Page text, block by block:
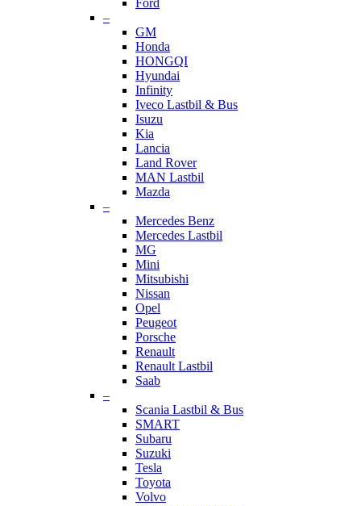
Ford
–
GM
Honda
HONGQI
Hyundai
Infinity
Iveco Lastbil & Bus
Isuzu
Kia
Lancia
Land Rover
MAN Lastbil
Mazda
–
Mercedes Benz
Mercedes Lastbil
MG
Mini
Mitsubishi
Nissan
Opel
Peugeot
Porsche
Renault
Renault Lastbil
Saab
–
Scania Lastbil & Bus
SMART
Subaru
Suzuki
Tesla
Toyota
Volvo